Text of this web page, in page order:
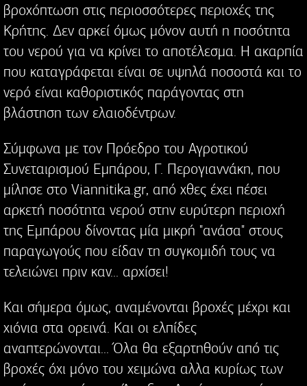
βροχόπτωση στις περιοσσότερες περιοχές της
Κρήτης. Δεν αρκεί όμως μόνον αυτή η ποσότητα
του νερού για να κρίνει το αποτέλεσμα. Η ακαρπία
που καταγράφεται είναι σε υψηλά ποσοστά και το
νερό είναι καθοριστικός παράγοντας στη
βλάστηση των ελαιοδέντρων.
Σύμφωνα με τον Πρόεδρο του Αγροτικού
Συνεταιρισμού Εμπάρου, Γ. Περογιαννάκη, που
μίλησε στο Viannitika.gr, από χθες έχει πέσει
αρκετή ποσότητα νερού στην ευρύτερη περιοχή
της Εμπάρου δίνοντας μία μικρή "ανάσα" στους
παραγωγούς που είδαν τη συγκομιδή τους να
τελειώνει πριν καν... αρχίσει!
Και σήμερα όμως, αναμένονται βροχές μέχρι και
χιόνια στα ορεινά. Και οι ελπίδες
αναπτερώνονται... Όλα θα εξαρτηθούν από τις
βροχές όχι μόνο του χειμώνα αλλα κυρίως των